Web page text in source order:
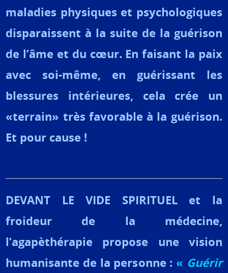
maladies physiques et psychologiques
disparaissent à la suite de la guérison
de l’âme et du cœur. En faisant la paix
avec soi-même, en guérissant les
blessures intérieures, cela crée un
«terrain» très favorable à la guérison.
Et pour cause !
DEVANT LE VIDE SPIRITUEL et la
froideur de la médecine,
l’agapèthérapie propose une vision
humanisante de la personne : « Guérir